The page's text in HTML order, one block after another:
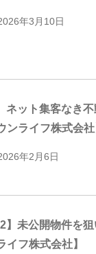
年3月10日
ット集客なき不
ンライフ株式会社
年2月6日
】未公開物件を
イフ株式会社】